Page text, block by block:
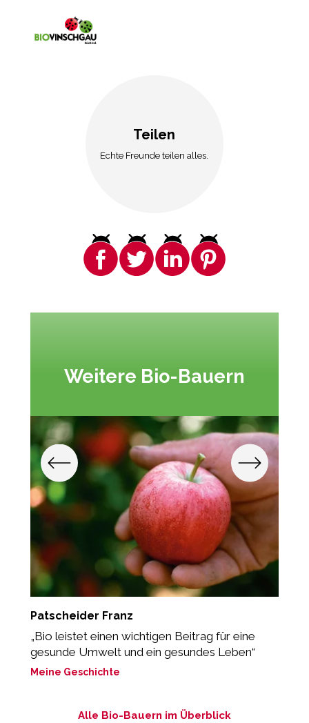
Teilen
Echte Freunde teilen alles.
Weitere Bio-Bauern
Patscheider Franz
„Bio leistet einen wichtigen Beitrag für eine
gesunde Umwelt und ein gesundes Leben“
Meine Geschichte
Alle Bio-Bauern im Überblick